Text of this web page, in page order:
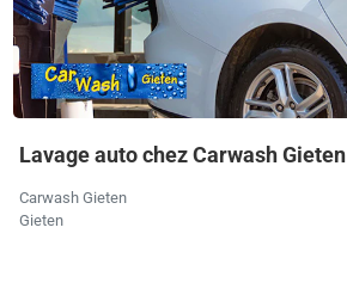
Lavage auto chez Carwash Gieten
Carwash Gieten
Gieten